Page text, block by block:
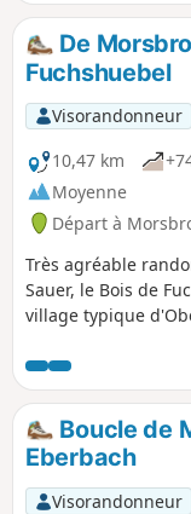
De
Fuchshuebel
Visorandonneur
10,47 km
Moyenne
Départ à
Très agréable
Sauer, le Bois de
village typique
ce circuit
de Gunstett.
Boucle de
Eberbach
Visorandonneur